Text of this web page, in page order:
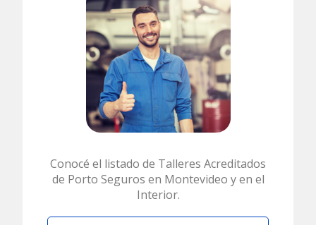
Conocé el listado de Talleres Acreditados
de Porto Seguros en Montevideo y en el
Interior.